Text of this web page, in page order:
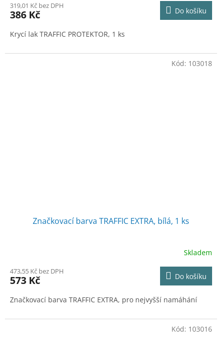
319,01 Kč bez DPH
386 Kč Do košíku
Krycí lak TRAFFIC PROTEKTOR, 1 ks
Značkovací barva TRAFFIC EXTRA, bílá, 1 ks
Skladem
473,55 Kč bez DPH
573 Kč Do košíku
Značkovací barva TRAFFIC EXTRA, pro nejvyšší namáhání
Kód: 103018
Kód: 103016